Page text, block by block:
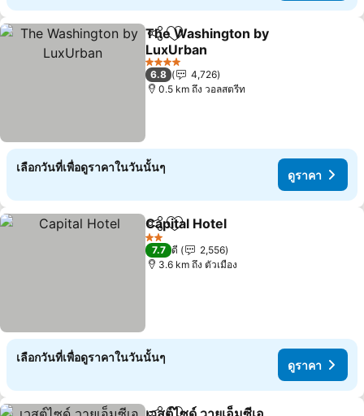
แชร์ เพิ่มในรายการโปรด
The Washington by
LuxUrban
ดูราคา
4 ดาว
6.8
4,726
0.5 km ถึง วอลสตรีท
เลือกวันที่เพื่อดูราคาในวันนั้นๆ
ดูราคา
แชร์ เพิ่มในรายการโปรด
Capital Hotel
2 ดาว
7.7 ดี
2,556
3.6 km ถึง ตัวเมือง
เลือกวันที่เพื่อดูราคาในวันนั้นๆ
ดูราคา